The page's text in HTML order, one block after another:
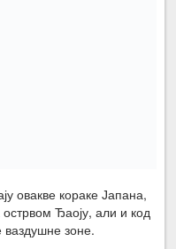
овакве кораке Јапана,
Ђаоју, али и код
зоне.